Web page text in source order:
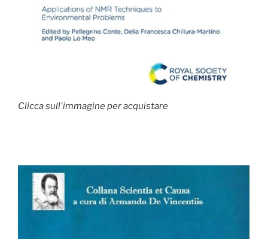
Clicca sull'immagine per acquistare